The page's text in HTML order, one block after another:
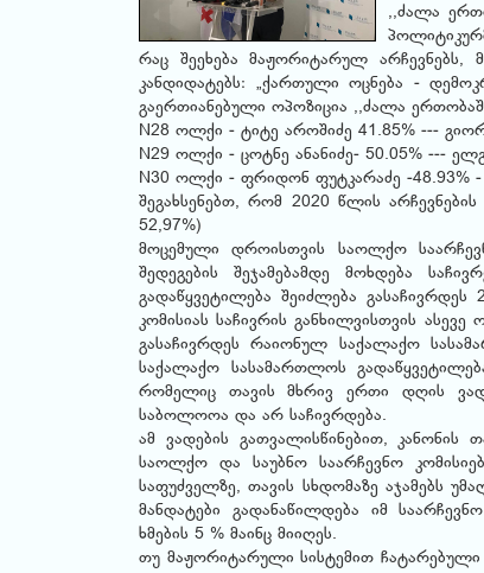
,,ძალა
რაც შეეხება მაჟორიტარულ არჩევნებს,
კანდიდატებს: „ქართული ოცნება -
გაერთიანებული ოპოზიცია ,,ძალა
N28 ოლქი - ტიტე აროშიძე 41.85% ---
N29 ოლქი - ცოტნე ანანიძე- 50.05% ---
N30 ოლქი - ფრიდონ ფუტკარაძე -48.93% -
შეგახსენებთ, რომ 2020 წლის
52,97%)
მოცემული დროისთვის საოლქო
შედეგების შეჯამებამდე მოხდება
გადაწყვეტილება შეიძლება
კომისიას საჩივრის განხილვისთვის
გასაჩივრდეს რაიონულ საქალაქო
საქალაქო სასამართლოს
რომელიც თავის მხრივ ერთი დღის
საბოლოოა და არ საჩივრდება.
ამ ვადების გათვალისწინებით, კანონის
საოლქო და საუბნო საარჩევნო
საფუძველზე, თავის სხდომაზე აჯამებს
მანდატები გადანაწილდება იმ
ხმების 5 % მაინც მიიღეს.
თუ მაჟორიტარული სისტემით ჩატარებული